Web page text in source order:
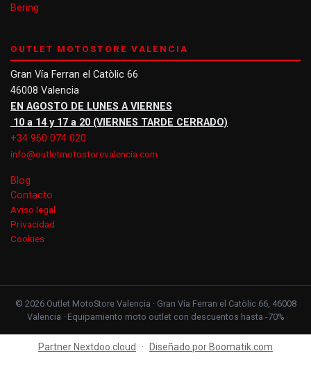
Bering
OUTLET MOTOSTORE VALENCIA
Gran Vía Ferran el Catòlic 66
46008 Valencia
EN AGOSTO DE LUNES A VIERNES
10 a 14 y 17 a 20 (VIERNES TARDE CERRADO)
+34 960 074 020
info@outletmotostorevalencia.com
Blog
Contacto
Aviso legal
Privacidad
Cookies
© 2026 Outlet MotoStore Valencia · Gran Vía Ferran el Catòlic 66, 46008
Valencia · Equipamiento moto outlet con descuentos hasta -70%
Partner Nextdoo.cloud · Diseñado por Boomatik.com